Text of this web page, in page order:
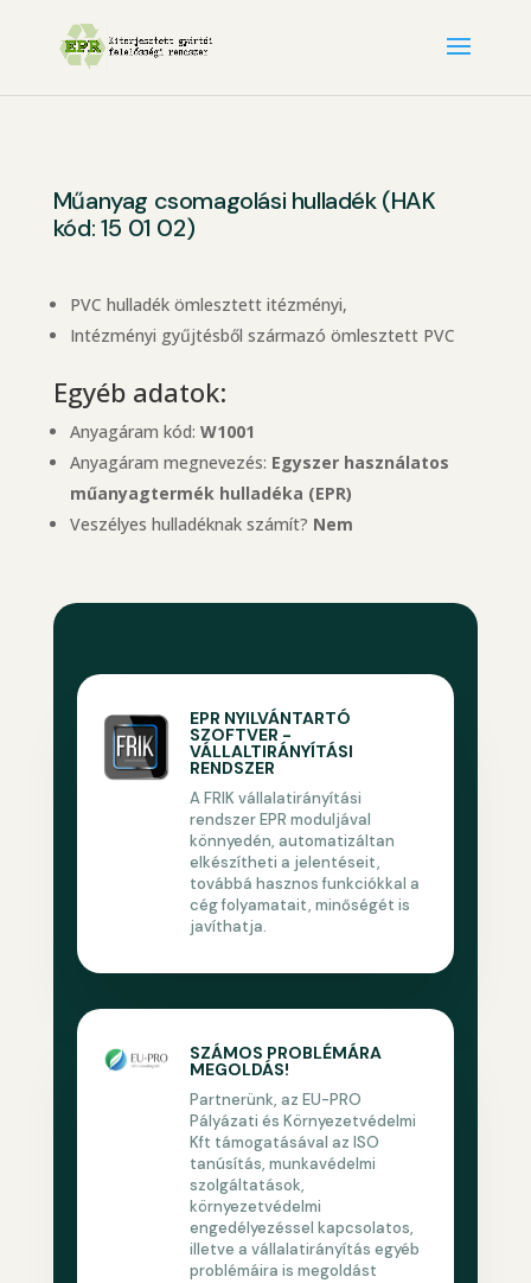
Műanyag csomagolási hulladék (HAK
kód: 15 01 02)
PVC hulladék ömlesztett itézményi,
Intézményi gyűjtésből származó ömlesztett PVC
Egyéb adatok:
Anyagáram kód: W1001
Anyagáram megnevezés: Egyszer használatos
műanyagtermék hulladéka (EPR)
Veszélyes hulladéknak számít? Nem
EPR NYILVÁNTARTÓ
SZOFTVER -
VÁLLALTIRÁNYÍTÁSI
RENDSZER
A FRIK vállalatirányítási
rendszer EPR moduljával
könnyedén, automatizáltan
elkészítheti a jelentéseit,
továbbá hasznos funkciókkal a
cég folyamatait, minőségét is
javíthatja.
SZÁMOS PROBLÉMÁRA
MEGOLDÁS!
Partnerünk, az EU-PRO
Pályázati és Környezetvédelmi
Kft támogatásával az ISO
tanúsítás, munkavédelmi
szolgáltatások,
környezetvédelmi
engedélyezéssel kapcsolatos,
illetve a vállalatirányítás egyéb
problémáira is megoldást